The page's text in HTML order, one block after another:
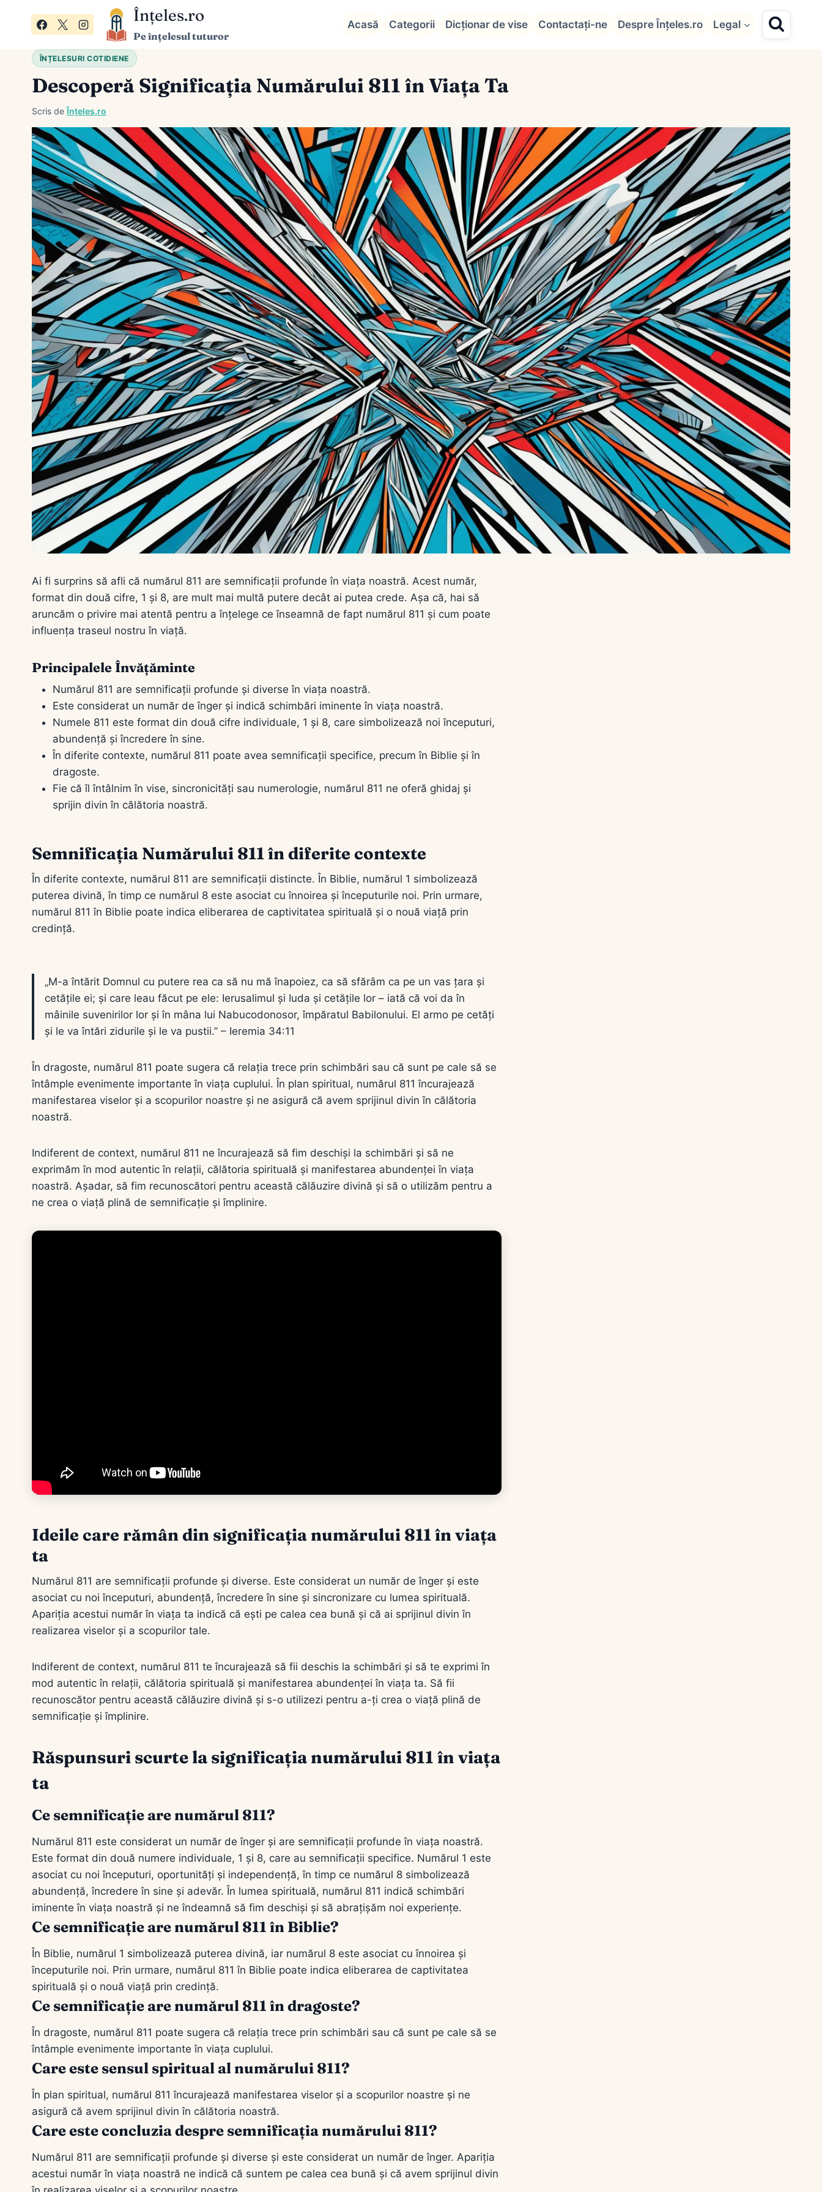
Înțeles.ro
Pe înțelesul tuturor
Acasă Categorii Dicționar de vise Contactați-ne Despre Înțeles.ro Legal
ÎNȚELESURI COTIDIENE
Descoperă Significația Numărului 811 în Viața Ta
Scris de Înțeles.ro
Ai fi surprins să afli că numărul 811 are semnificații profunde în viața noastră. Acest număr,
format din două cifre, 1 și 8, are mult mai multă putere decât ai putea crede. Așa că, hai să
aruncăm o privire mai atentă pentru a înțelege ce înseamnă de fapt numărul 811 și cum poate
influența traseul nostru în viață.
Principalele Învățăminte
Numărul 811 are semnificații profunde și diverse în viața noastră.
Este considerat un număr de înger și indică schimbări iminente în viața noastră.
Numele 811 este format din două cifre individuale, 1 și 8, care simbolizează noi începuturi,
abundență și încredere în sine.
În diferite contexte, numărul 811 poate avea semnificații specifice, precum în Biblie și în
dragoste.
Fie că îl întâlnim în vise, sincronicități sau numerologie, numărul 811 ne oferă ghidaj și
sprijin divin în călătoria noastră.
Semnificația Numărului 811 în diferite contexte
În diferite contexte, numărul 811 are semnificații distincte. În Biblie, numărul 1 simbolizează
puterea divină, în timp ce numărul 8 este asociat cu înnoirea și începuturile noi. Prin urmare,
numărul 811 în Biblie poate indica eliberarea de captivitatea spirituală și o nouă viață prin
credință.
„M-a întărit Domnul cu putere rea ca să nu mă înapoiez, ca să sfărâm ca pe un vas țara și
cetățile ei; și care leau făcut pe ele: Ierusalimul și Iuda și cetățile lor – iată că voi da în
mâinile suvenirilor lor și în mâna lui Nabucodonosor, împăratul Babilonului. El armo pe cetăți
și le va întări zidurile și le va pustii.” – Ieremia 34:11
În dragoste, numărul 811 poate sugera că relația trece prin schimbări sau că sunt pe cale să se
întâmple evenimente importante în viața cuplului. În plan spiritual, numărul 811 încurajează
manifestarea viselor și a scopurilor noastre și ne asigură că avem sprijinul divin în călătoria
noastră.
Indiferent de context, numărul 811 ne încurajează să fim deschiși la schimbări și să ne
exprimăm în mod autentic în relații, călătoria spirituală și manifestarea abundenței în viața
noastră. Așadar, să fim recunoscători pentru această călăuzire divină și să o utilizăm pentru a
ne crea o viață plină de semnificație și împlinire.
Ideile care rămân din significația numărului 811 în viața
ta
Numărul 811 are semnificații profunde și diverse. Este considerat un număr de înger și este
asociat cu noi începuturi, abundență, încredere în sine și sincronizare cu lumea spirituală.
Apariția acestui număr în viața ta indică că ești pe calea cea bună și că ai sprijinul divin în
realizarea viselor și a scopurilor tale.
Indiferent de context, numărul 811 te încurajează să fii deschis la schimbări și să te exprimi în
mod autentic în relații, călătoria spirituală și manifestarea abundenței în viața ta. Să fii
recunoscător pentru această călăuzire divină și s-o utilizezi pentru a-ți crea o viață plină de
semnificație și împlinire.
Răspunsuri scurte la significația numărului 811 în viața
ta
Ce semnificație are numărul 811?
Numărul 811 este considerat un număr de înger și are semnificații profunde în viața noastră.
Este format din două numere individuale, 1 și 8, care au semnificații specifice. Numărul 1 este
asociat cu noi începuturi, oportunități și independență, în timp ce numărul 8 simbolizează
abundență, încredere în sine și adevăr. În lumea spirituală, numărul 811 indică schimbări
iminente în viața noastră și ne îndeamnă să fim deschiși și să abrațișăm noi experiențe.
Ce semnificație are numărul 811 în Biblie?
În Biblie, numărul 1 simbolizează puterea divină, iar numărul 8 este asociat cu înnoirea și
începuturile noi. Prin urmare, numărul 811 în Biblie poate indica eliberarea de captivitatea
spirituală și o nouă viață prin credință.
Ce semnificație are numărul 811 în dragoste?
În dragoste, numărul 811 poate sugera că relația trece prin schimbări sau că sunt pe cale să se
întâmple evenimente importante în viața cuplului.
Care este sensul spiritual al numărului 811?
În plan spiritual, numărul 811 încurajează manifestarea viselor și a scopurilor noastre și ne
asigură că avem sprijinul divin în călătoria noastră.
Care este concluzia despre semnificația numărului 811?
Numărul 811 are semnificații profunde și diverse și este considerat un număr de înger. Apariția
acestui număr în viața noastră ne indică că suntem pe calea cea bună și că avem sprijinul divin